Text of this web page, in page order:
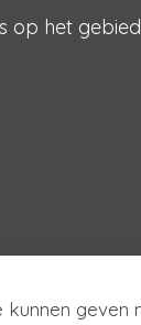
op het
geven